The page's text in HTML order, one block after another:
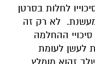
לחלות בסרטן
מעשנת. לא רק זה
ההחלמה
לעשן לעומת